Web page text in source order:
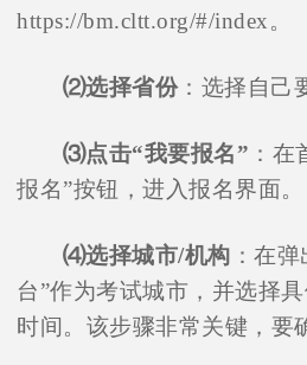
https://bm.cltt.org/#/index。
⑵选择省份：选择自己
⑶点击“我要报名” ：
报名”按钮，进入报名界面。
⑷选择城市/机构 ：在
台”作为考试城市，并选择
时间。该步骤非常关键，要